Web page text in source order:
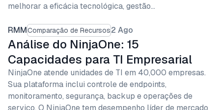
melhorar a eficácia tecnológica, gestão…
RMMComparação de Recursos2 Ago
Análise do NinjaOne: 15
Capacidades para TI Empresarial
NinjaOne atende unidades de TI em 40,000 empresas.
Sua plataforma inclui controle de endpoints,
monitoramento, segurança, backup e operações de
serviço. O NinjaOne tem desempenho líder de mercado